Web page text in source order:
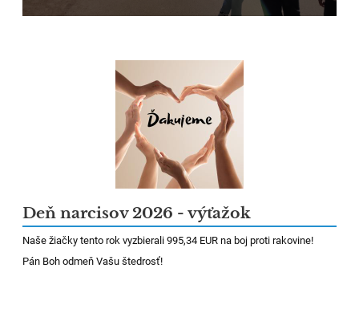
Deň narcisov 2026 - výťažok
Naše žiačky tento rok vyzbierali 995,34 EUR na boj proti rakovine!
Pán Boh odmeň Vašu štedrosť!